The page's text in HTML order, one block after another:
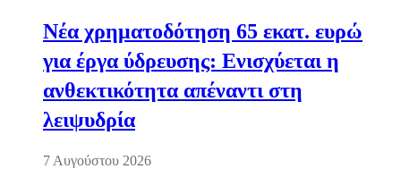
Νέα χρηματοδότηση 65 εκατ. ευρώ
για έργα ύδρευσης: Ενισχύεται η
ανθεκτικότητα απέναντι στη
λειψυδρία
7 Αυγούστου 2026